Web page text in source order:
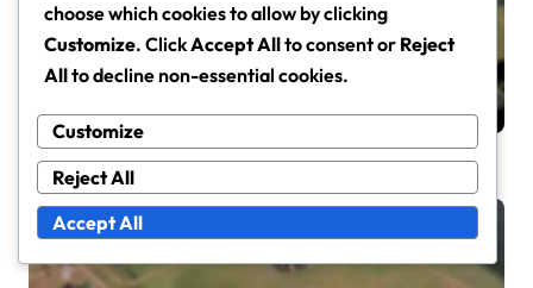
Twitch Drops para Novos
Jogadores: Começar,
Configuração da Conta,
Maximizar recompensas
João Silva Mar 12, 2026
choose which cookies to allow by clicking
Customize. ClickAccept Allto consent or Reject
Allto decline non-essential cookies.
Customize
Reject All
Accept All